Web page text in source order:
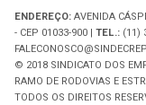
ENDEREÇO:AVENIDA
- CEP 01033-900 | TEL.: (11)
© 2018 SINDICATO DOS
RAMO DE RODOVIAS E
TODOS OS DIREITOS